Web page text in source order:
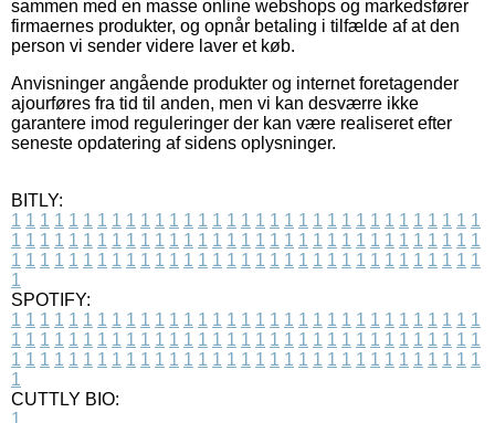
sammen med en masse online webshops og markedsfører
firmaernes produkter, og opnår betaling i tilfælde af at den
person vi sender videre laver et køb.
Anvisninger angående produkter og internet foretagender
ajourføres fra tid til anden, men vi kan desværre ikke
garantere imod reguleringer der kan være realiseret efter
seneste opdatering af sidens oplysninger.
BITLY:
1 1 1 1 1 1 1 1 1 1 1 1 1 1 1 1 1 1 1 1 1 1 1 1 1 1 1 1 1 1 1 1 1
1 1 1 1 1 1 1 1 1 1 1 1 1 1 1 1 1 1 1 1 1 1 1 1 1 1 1 1 1 1 1 1 1
1 1 1 1 1 1 1 1 1 1 1 1 1 1 1 1 1 1 1 1 1 1 1 1 1 1 1 1 1 1 1 1 1
1
SPOTIFY:
1 1 1 1 1 1 1 1 1 1 1 1 1 1 1 1 1 1 1 1 1 1 1 1 1 1 1 1 1 1 1 1 1
1 1 1 1 1 1 1 1 1 1 1 1 1 1 1 1 1 1 1 1 1 1 1 1 1 1 1 1 1 1 1 1 1
1 1 1 1 1 1 1 1 1 1 1 1 1 1 1 1 1 1 1 1 1 1 1 1 1 1 1 1 1 1 1 1 1
1
CUTTLY BIO:
1